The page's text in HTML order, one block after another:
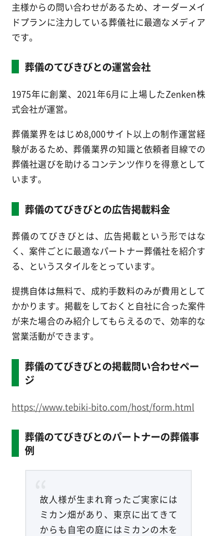
主様からの問い合わせがあるため、オーダーメイ
ドプランに注力している葬儀社に最適なメディア
です。
葬儀のてびきびとの運営会社
1975年に創業、2021年6月に上場したZenken株
式会社が運営。
葬儀業界をはじめ8,000サイト以上の制作運営経
験があるため、葬儀業界の知識と依頼者目線での
葬儀社選びを助けるコンテンツ作りを得意として
います。
葬儀のてびきびとの広告掲載料金
葬儀のてびきびとは、広告掲載という形ではな
く、案件ごとに最適なパートナー葬儀社を紹介す
る、というスタイルをとっています。
提携自体は無料で、成約手数料のみが費用として
かかります。掲載をしておくと自社に合った案件
が来た場合のみ紹介してもらえるので、効率的な
営業活動ができます。
葬儀のてびきびとの掲載問い合わせペー
ジ
https://www.tebiki-bito.com/host/form.html
葬儀のてびきびとのパートナーの葬儀事
例
故人様が生まれ育ったご実家には
ミカン畑があり、東京に出てきて
からも自宅の庭にはミカンの木を